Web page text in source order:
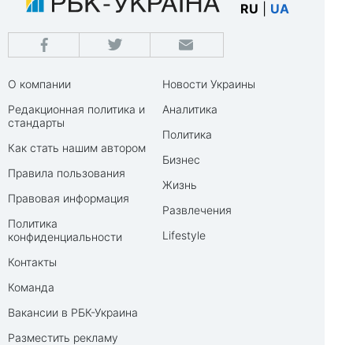
RU UA
О компании
Редакционная политика и
стандарты
Как стать нашим автором
Правила пользования
Правовая информация
Политика
конфиденциальности
Контакты
Команда
Вакансии в РБК-Украина
Разместить рекламу
Новости Украины
Аналитика
Политика
Бизнес
Жизнь
Развлечения
Lifestyle